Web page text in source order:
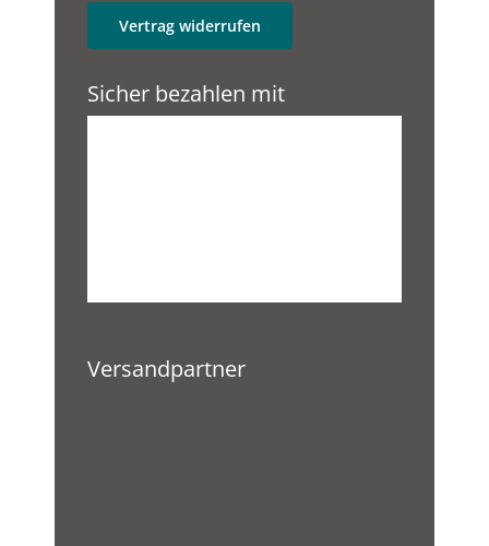
Vertrag widerrufen
Sicher bezahlen mit
Versandpartner